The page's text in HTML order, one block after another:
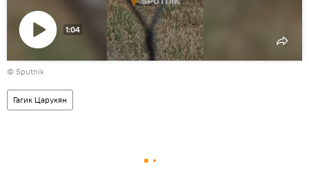
видео
1:04
© Sputnik
Гагик Царукян